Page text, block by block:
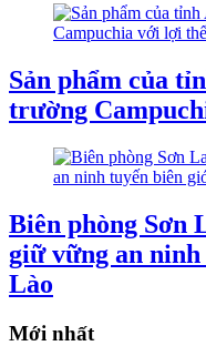
Sản phẩm của
trường
Biên phòng Sơn
giữ vững an
Lào
Mới nhất